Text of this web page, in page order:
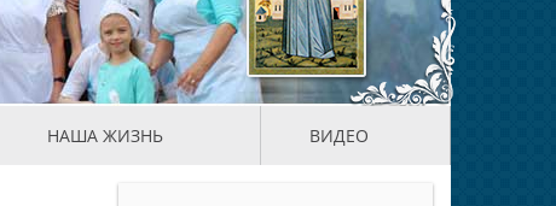
НАША ЖИЗНЬ ВИДЕО